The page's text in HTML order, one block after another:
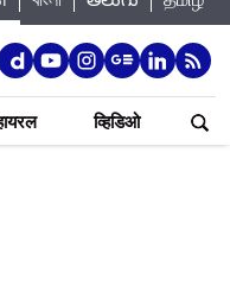
व्हिडिओ